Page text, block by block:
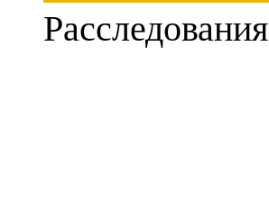
Расследования